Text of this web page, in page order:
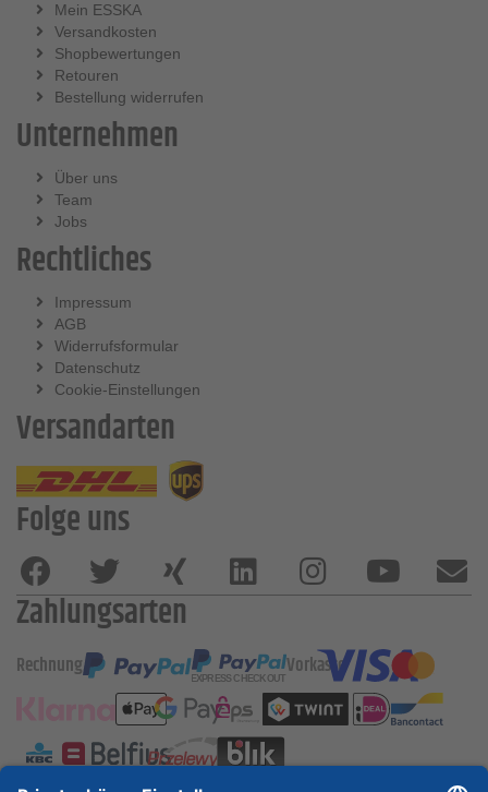
Mein ESSKA
Versandkosten
Shopbewertungen
Retouren
Bestellung widerrufen
Unternehmen
Über uns
Team
Jobs
Rechtliches
Impressum
AGB
Widerrufsformular
Datenschutz
Cookie-Einstellungen
Versandarten
Folge uns
Zahlungsarten
Rechnung Vorkasse